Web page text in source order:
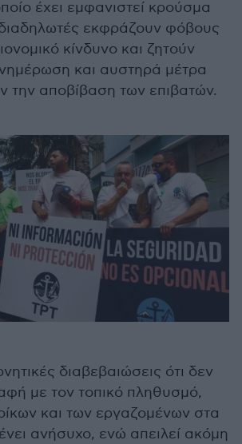
έχει εμφανιστεί κρούσμα
εκφράζουν φόβους
κίνδυνο και ζητούν
και αυστηρά μέτρα
την αποβίβαση των επιβατών.
διαβεβαιώσεις ότι δεν
με τον τοπικό πληθυσμό,
και των εργαζομένων στα
ανήσυχο, ενώ απειλεί ακόμη